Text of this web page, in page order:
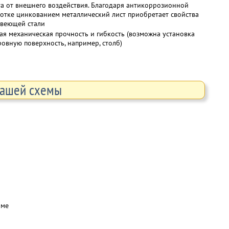
от внешнего воздействия. Благодаря антикоррозионной
цинкованием металлический лист приобретает свойства
стали
механическая прочность и гибкость (возможна установка
поверхность, например, столб)
схемы